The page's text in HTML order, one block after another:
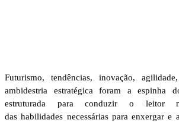
Futurismo, tendências, inovação,
ambidestria estratégica foram a espinha
estruturada para conduzir o leitor
das habilidades necessárias para enxergar e